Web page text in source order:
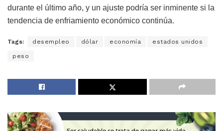
durante el último año, y un ajuste podría ser inminente si la
tendencia de enfriamiento económico continúa.
Tags: desempleo dólar economía estados unidos
peso